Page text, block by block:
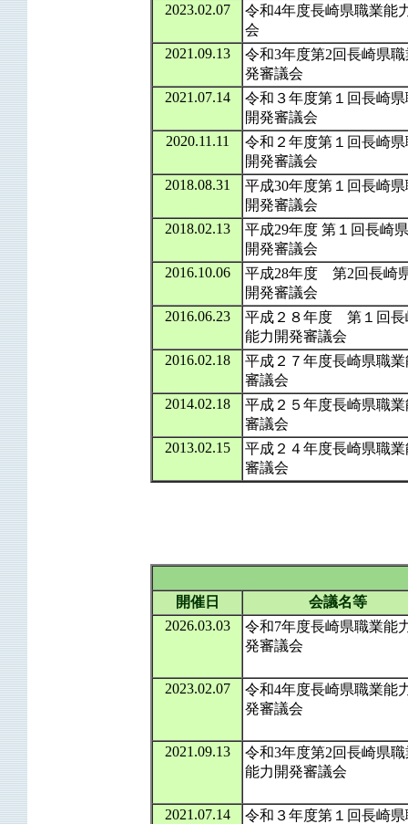
2023.02.07
令和4年度長崎県職業能
会
2021.09.13
令和3年度第2回長崎県
発審議会
2021.07.14
令和３年度第１回長崎
開発審議会
2020.11.11
令和２年度第１回長崎
開発審議会
2018.08.31
平成30年度第１回長崎
開発審議会
2018.02.13
平成29年度 第１回長崎
開発審議会
2016.10.06
平成28年度 第2回長崎
開発審議会
2016.06.23
平成２８年度 第１回長
能力開発審議会
2016.02.18
平成２７年度長崎県職
審議会
2014.02.18
平成２５年度長崎県職
審議会
2013.02.15
平成２４年度長崎県職
審議会
開催日
会議名等
2026.03.03
令和7年度長崎県職業能
発審議会
2023.02.07
令和4年度長崎県職業能
発審議会
2021.09.13
令和3年度第2回長崎県職
能力開発審議会
2021.07.14
令和３年度第１回長崎県